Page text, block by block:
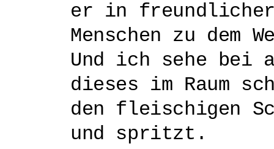
er in freundlicher
Menschen zu dem
Und ich sehe bei
dieses im Raum
den fleischigen
und spritzt.